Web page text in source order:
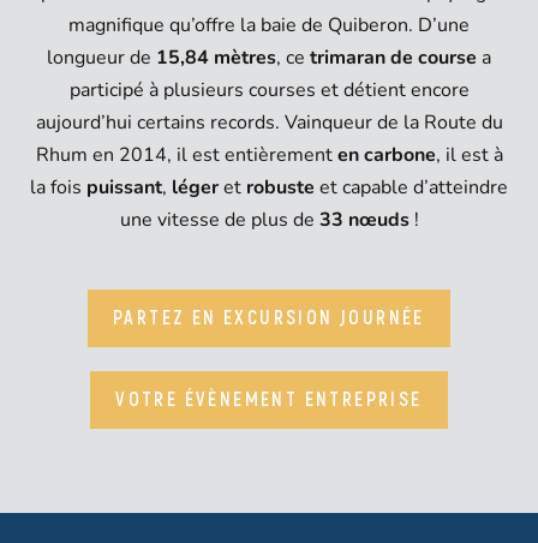
magnifique qu’offre la baie de Quiberon. D’une
longueur de 15,84 mètres, ce trimaran de course a
participé à plusieurs courses et détient encore
aujourd’hui certains records. Vainqueur de la Route du
Rhum en 2014, il est entièrementen carbone, il est à
la fois puissant, légeret robuste et capable d’atteindre
une vitesse de plus de 33 nœuds!
PARTEZ EN EXCURSION JOURNÉE
VOTRE ÉVÈNEMENT ENTREPRISE